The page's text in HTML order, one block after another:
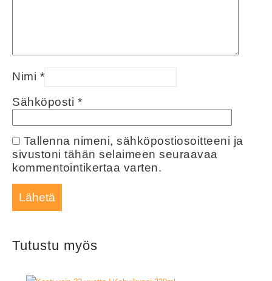
Nimi *
Sähköposti *
Tallenna nimeni, sähköpostiosoitteeni ja
sivustoni tähän selaimeen seuraavaa
kommentointikertaa varten.
Tutustu myös